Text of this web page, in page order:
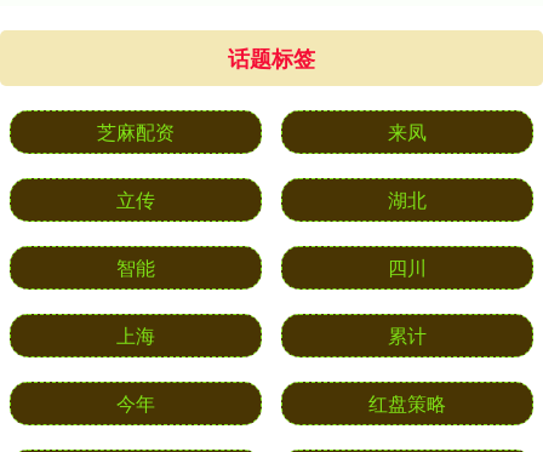
话题标签
芝麻配资 来凤
立传 湖北
智能 四川
上海 累计
今年 红盘策略